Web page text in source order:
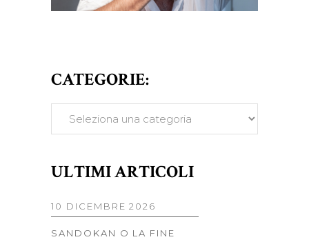
CATEGORIE:
ULTIMI ARTICOLI
10 DICEMBRE 2026
SANDOKAN O LA FINE